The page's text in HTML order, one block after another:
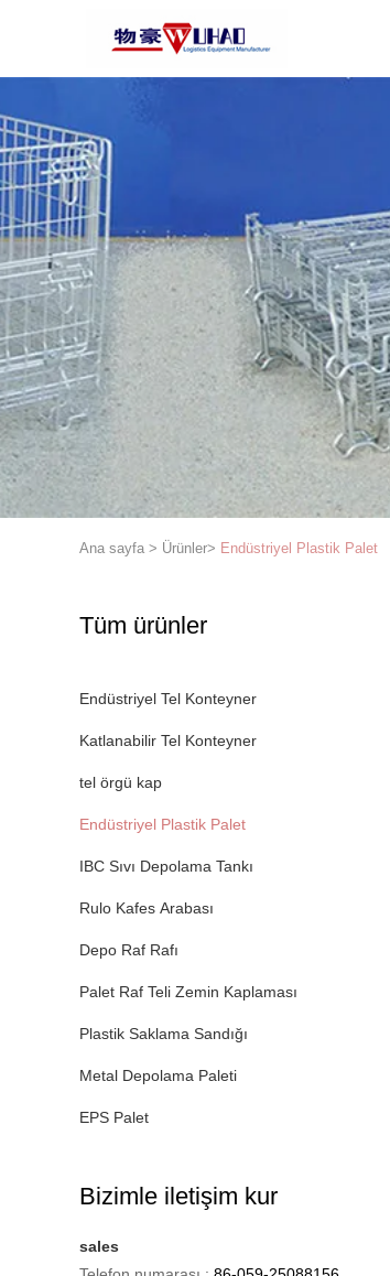
Ana sayfa > Ürünler> Endüstriyel Plastik Palet
Tüm ürünler
Endüstriyel Tel Konteyner
Katlanabilir Tel Konteyner
tel örgü kap
Endüstriyel Plastik Palet
IBC Sıvı Depolama Tankı
Rulo Kafes Arabası
Depo Raf Rafı
Palet Raf Teli Zemin Kaplaması
Plastik Saklama Sandığı
Metal Depolama Paleti
EPS Palet
Bizimle iletişim kur
sales